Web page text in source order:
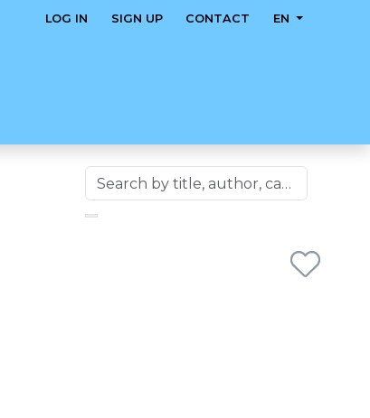
LOG IN SIGN UP CONTACT EN